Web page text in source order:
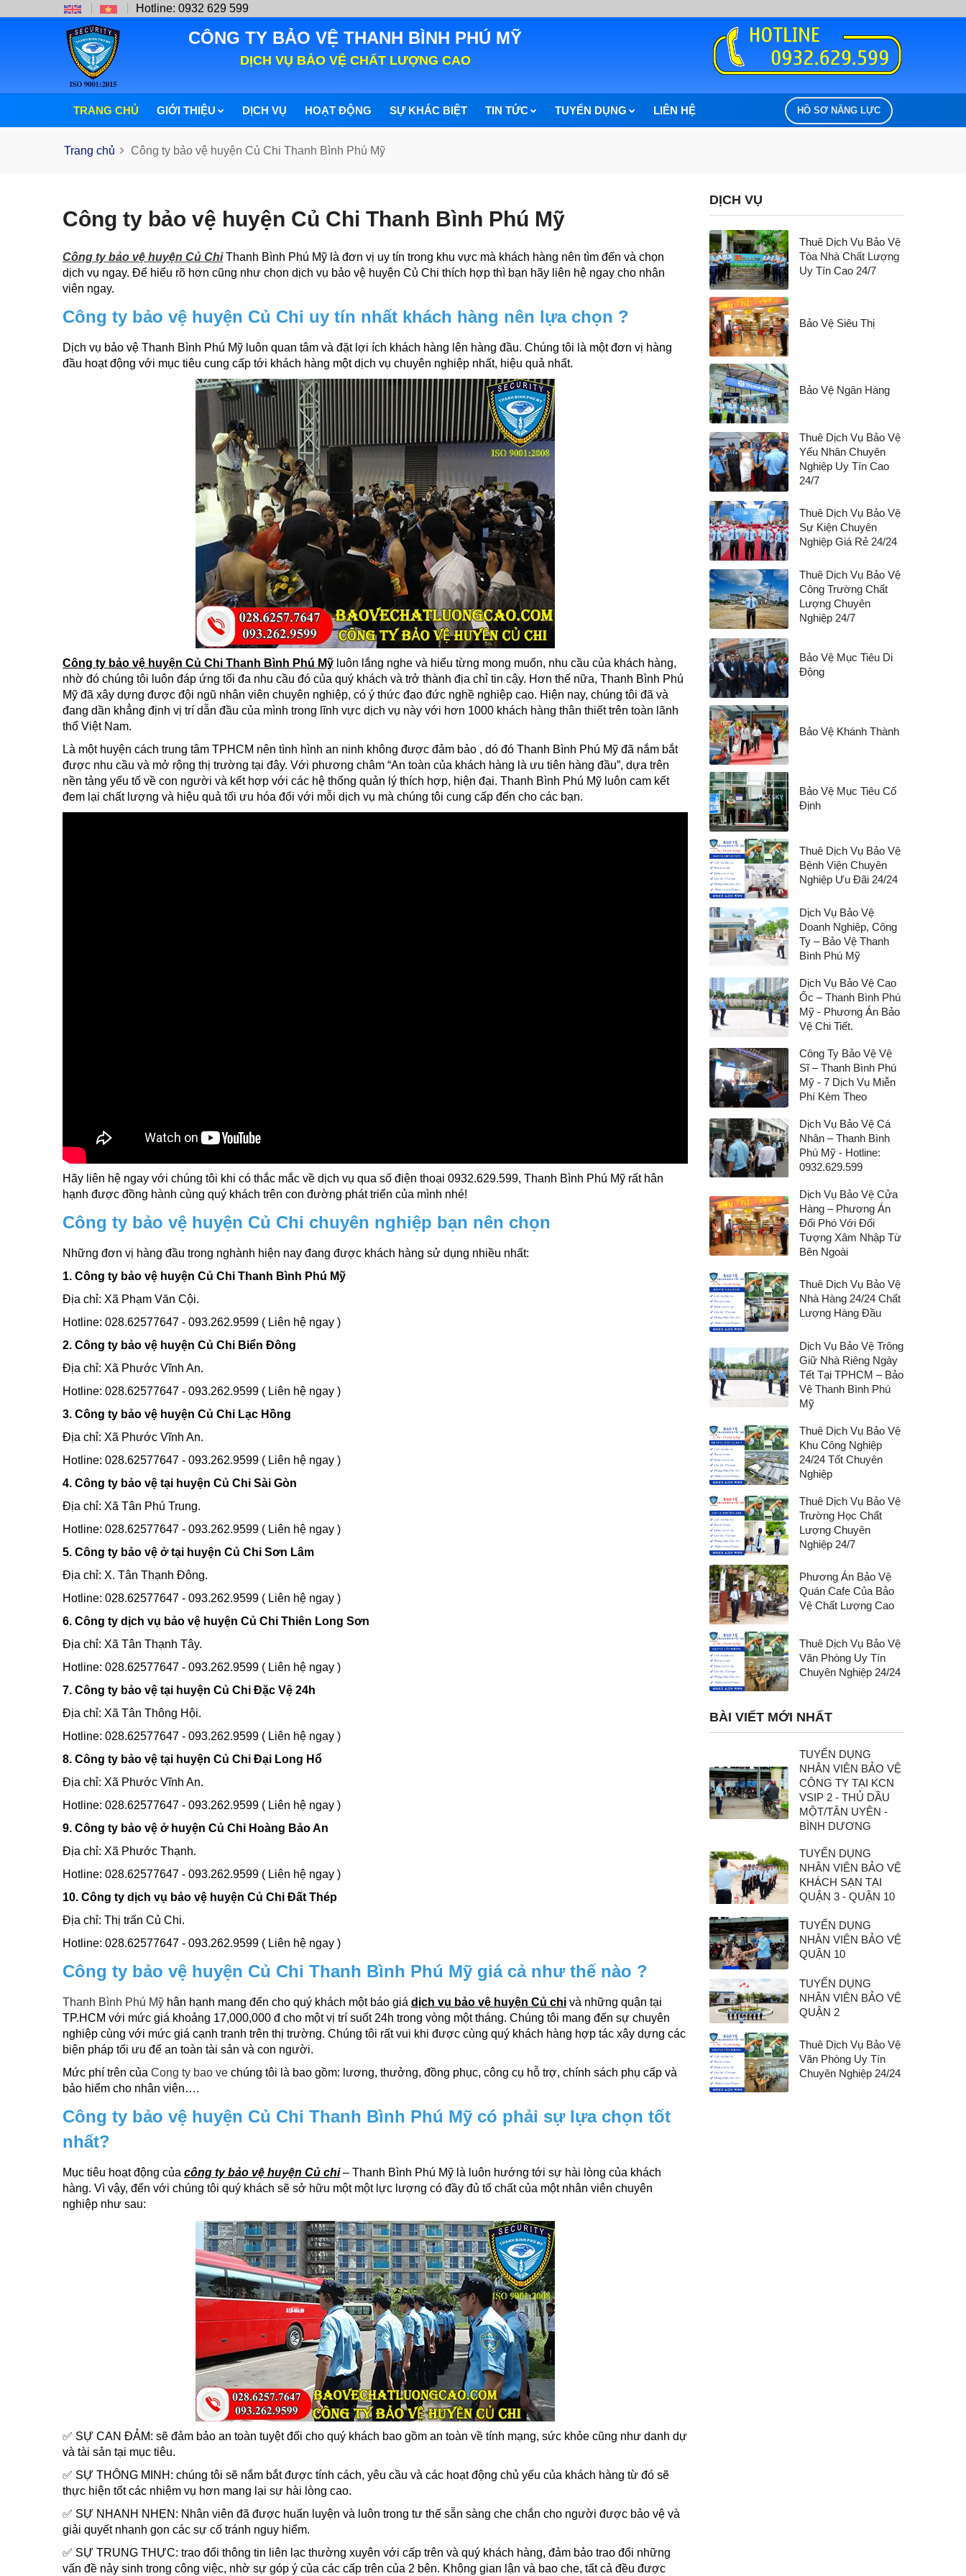
Hotline: 0932 629 599
CÔNG TY BẢO VỆ THANH BÌNH PHÚ MỸ
DỊCH VỤ BẢO VỆ CHẤT LƯỢNG CAO
HỒ SƠ NĂNG LỰC
TRANG CHỦ GIỚI THIỆU DỊCH VỤ HOẠT ĐỘNG SỰ KHÁC BIỆT TIN TỨC TUYỂN DỤNG LIÊN HỆ
Trang chủ Công ty bảo vệ huyện Củ Chi Thanh Bình Phú Mỹ
Công ty bảo vệ huyện Củ Chi Thanh Bình Phú Mỹ
Công ty bảo vệ huyện Củ ChiThanh Bình Phú Mỹ là đơn vị uy tín trong khu vực mà khách hàng nên tìm đến và chọn
dịch vụ ngay. Để hiểu rõ hơn cũng như chọn dịch vụ bảo vệ huyện Củ Chi thích hợp thì bạn hãy liên hệ ngay cho nhân
viên ngay.
Công ty bảo vệ huyện Củ Chi uy tín nhất khách hàng nên lựa chọn ?
Dịch vụ bảo vệ Thanh Bình Phú Mỹ luôn quan tâm và đặt lợi ích khách hàng lên hàng đầu. Chúng tôi là một đơn vị hàng
đầu hoạt động với mục tiêu cung cấp tới khách hàng một dịch vụ chuyên nghiệp nhất, hiệu quả nhất.
Công ty bảo vệ huyện Củ Chi Thanh Bình Phú Mỹ luôn lắng nghe và hiểu từng mong muốn, nhu cầu của khách hàng,
nhờ đó chúng tôi luôn đáp ứng tối đa nhu cầu đó của quý khách và trở thành địa chỉ tin cậy. Hơn thế nữa, Thanh Bình Phú
Mỹ đã xây dựng được đội ngũ nhân viên chuyên nghiệp, có ý thức đạo đức nghề nghiệp cao. Hiện nay, chúng tôi đã và
đang dần khẳng định vị trí dẫn đầu của mình trong lĩnh vực dịch vụ này với hơn 1000 khách hàng thân thiết trên toàn lãnh
thổ Việt Nam.
Là một huyện cách trung tâm TPHCM nên tình hình an ninh không được đảm bảo , dó đó Thanh Bình Phú Mỹ đã nắm bắt
được nhu cầu và mở rộng thị trường tại đây. Với phương châm “An toàn của khách hàng là ưu tiên hàng đầu”, dựa trên
nền tảng yếu tố về con người và kết hợp với các hệ thống quản lý thích hợp, hiện đại. Thanh Bình Phú Mỹ luôn cam kết
đem lại chất lượng và hiệu quả tối ưu hóa đối với mỗi dịch vụ mà chúng tôi cung cấp đến cho các bạn.
Hãy liên hệ ngay với chúng tôi khi có thắc mắc về dịch vụ qua số điện thoại 0932.629.599, Thanh Bình Phú Mỹ rất hân
hạnh được đồng hành cùng quý khách trên con đường phát triển của mình nhé!
Công ty bảo vệ huyện Củ Chi chuyên nghiệp bạn nên chọn
Những đơn vị hàng đầu trong nghành hiện nay đang được khách hàng sử dụng nhiều nhất:
1. Công ty bảo vệ huyện Củ Chi Thanh Bình Phú Mỹ
Địa chỉ: Xã Phạm Văn Cội.
Hotline: 028.62577647 - 093.262.9599 ( Liên hệ ngay )
2. Công ty bảo vệ huyện Củ Chi Biển Đông
Địa chỉ: Xã Phước Vĩnh An.
Hotline: 028.62577647 - 093.262.9599 ( Liên hệ ngay )
3. Công ty bảo vệ huyện Củ Chi Lạc Hồng
Địa chỉ: Xã Phước Vĩnh An.
Hotline: 028.62577647 - 093.262.9599 ( Liên hệ ngay )
4. Công ty bảo vệ tại huyện Củ Chi Sài Gòn
Địa chỉ: Xã Tân Phú Trung.
Hotline: 028.62577647 - 093.262.9599 ( Liên hệ ngay )
5. Công ty bảo vệ ở tại huyện Củ Chi Sơn Lâm
Địa chỉ: X. Tân Thạnh Đông.
Hotline: 028.62577647 - 093.262.9599 ( Liên hệ ngay )
6. Công ty dịch vụ bảo vệ huyện Củ Chi Thiên Long Sơn
Địa chỉ: Xã Tân Thạnh Tây.
Hotline: 028.62577647 - 093.262.9599 ( Liên hệ ngay )
7. Công ty bảo vệ tại huyện Củ Chi Đặc Vệ 24h
Địa chỉ: Xã Tân Thông Hội.
Hotline: 028.62577647 - 093.262.9599 ( Liên hệ ngay )
8. Công ty bảo vệ tại huyện Củ Chi Đại Long Hổ
Địa chỉ: Xã Phước Vĩnh An.
Hotline: 028.62577647 - 093.262.9599 ( Liên hệ ngay )
9. Công ty bảo vệ ở huyện Củ Chi Hoàng Bảo An
Địa chỉ: Xã Phước Thạnh.
Hotline: 028.62577647 - 093.262.9599 ( Liên hệ ngay )
10. Công ty dịch vụ bảo vệ huyện Củ Chi Đất Thép
Địa chỉ: Thị trấn Củ Chi.
Hotline: 028.62577647 - 093.262.9599 ( Liên hệ ngay )
Công ty bảo vệ huyện Củ Chi Thanh Bình Phú Mỹ giá cả như thế nào ?
Thanh Bình Phú Mỹ hân hạnh mang đến cho quý khách một báo giá dịch vụ bảo vệ huyện Củ chi và những quận tại
TP.HCM với mức giá khoảng 17,000,000 đ cho một vị trí suốt 24h trong vòng một tháng. Chúng tôi mang đến sự chuyên
nghiệp cùng với mức giá cạnh tranh trên thị trường. Chúng tôi rất vui khi được cùng quý khách hàng hợp tác xây dựng các
biện pháp tối ưu để an toàn tài sản và con người.
Mức phí trên của Cong ty bao ve chúng tôi là bao gồm: lương, thưởng, đồng phục, công cụ hỗ trợ, chính sách phụ cấp và
bảo hiểm cho nhân viên….
Công ty bảo vệ huyện Củ Chi Thanh Bình Phú Mỹ có phải sự lựa chọn tốt
nhất?
Mục tiêu hoạt động của công ty bảo vệ huyện Củ chi– Thanh Bình Phú Mỹ là luôn hướng tới sự hài lòng của khách
hàng. Vì vậy, đến với chúng tôi quý khách sẽ sở hữu một một lực lượng có đầy đủ tố chất của một nhân viên chuyên
nghiệp như sau:
✅ SỰ CAN ĐẢM: sẽ đảm bảo an toàn tuyệt đối cho quý khách bao gồm an toàn về tính mạng, sức khỏe cũng như danh dự
và tài sản tại mục tiêu.
✅ SỰ THÔNG MINH: chúng tôi sẽ nắm bắt được tính cách, yêu cầu và các hoạt động chủ yếu của khách hàng từ đó sẽ
thực hiện tốt các nhiệm vụ hơn mang lại sự hài lòng cao.
✅ SỰ NHANH NHẸN: Nhân viên đã được huấn luyện và luôn trong tư thế sẵn sàng che chắn cho người được bảo vệ và
giải quyết nhanh gọn các sự cố tránh nguy hiểm.
✅ SỰ TRUNG THỰC: trao đổi thông tin liên lạc thường xuyên với cấp trên và quý khách hàng, đảm bảo trao đổi những
vấn đề nảy sinh trong công việc, nhờ sự góp ý của các cấp trên của 2 bên. Không gian lận và bao che, tất cả đều được
DỊCH VỤ
Thuê Dịch Vụ Bảo Vệ
Tòa Nhà Chất Lượng
Uy Tín Cao 24/7
Bảo Vệ Siêu Thị
Bảo Vệ Ngân Hàng
Thuê Dịch Vụ Bảo Vệ
Yếu Nhân Chuyên
Nghiệp Uy Tín Cao
24/7
Thuê Dịch Vụ Bảo Vệ
Sự Kiện Chuyên
Nghiệp Giá Rẻ 24/24
Thuê Dịch Vụ Bảo Vệ
Công Trường Chất
Lượng Chuyên
Nghiệp 24/7
Bảo Vệ Mục Tiêu Di
Động
Bảo Vệ Khánh Thành
Bảo Vệ Mục Tiêu Cố
Định
Thuê Dịch Vụ Bảo Vệ
Bệnh Viện Chuyên
Nghiệp Ưu Đãi 24/24
Dịch Vụ Bảo Vệ
Doanh Nghiệp, Công
Ty – Bảo Vệ Thanh
Bình Phú Mỹ
Dịch Vụ Bảo Vệ Cao
Ốc – Thanh Bình Phú
Mỹ - Phương Án Bảo
Vệ Chi Tiết.
Công Ty Bảo Vệ Vệ
Sĩ – Thanh Bình Phú
Mỹ - 7 Dịch Vụ Miễn
Phí Kèm Theo
Dịch Vụ Bảo Vệ Cá
Nhân – Thanh Bình
Phú Mỹ - Hotline:
0932.629.599
Dịch Vụ Bảo Vệ Cửa
Hàng – Phương Án
Đối Phó Với Đối
Tượng Xâm Nhập Từ
Bên Ngoài
Thuê Dịch Vụ Bảo Vệ
Nhà Hàng 24/24 Chất
Lượng Hàng Đầu
Dịch Vụ Bảo Vệ Trông
Giữ Nhà Riêng Ngày
Tết Tại TPHCM – Bảo
Vệ Thanh Bình Phú
Mỹ
Thuê Dịch Vụ Bảo Vệ
Khu Công Nghiệp
24/24 Tốt Chuyên
Nghiệp
Thuê Dịch Vụ Bảo Vệ
Trường Học Chất
Lượng Chuyên
Nghiệp 24/7
Phương Án Bảo Vệ
Quán Cafe Của Bảo
Vệ Chất Lượng Cao
Thuê Dịch Vụ Bảo Vệ
Văn Phòng Uy Tín
Chuyên Nghiệp 24/24
BÀI VIẾT MỚI NHẤT
TUYỂN DỤNG
NHÂN VIÊN BẢO VỆ
CÔNG TY TẠI KCN
VSIP 2 - THỦ DẦU
MỘT/TÂN UYÊN -
BÌNH DƯƠNG
TUYỂN DỤNG
NHÂN VIÊN BẢO VỆ
KHÁCH SẠN TẠI
QUẬN 3 - QUẬN 10
TUYỂN DỤNG
NHÂN VIÊN BẢO VỆ
QUẬN 10
TUYỂN DỤNG
NHÂN VIÊN BẢO VỆ
QUẬN 2
Thuê Dịch Vụ Bảo Vệ
Văn Phòng Uy Tín
Chuyên Nghiệp 24/24